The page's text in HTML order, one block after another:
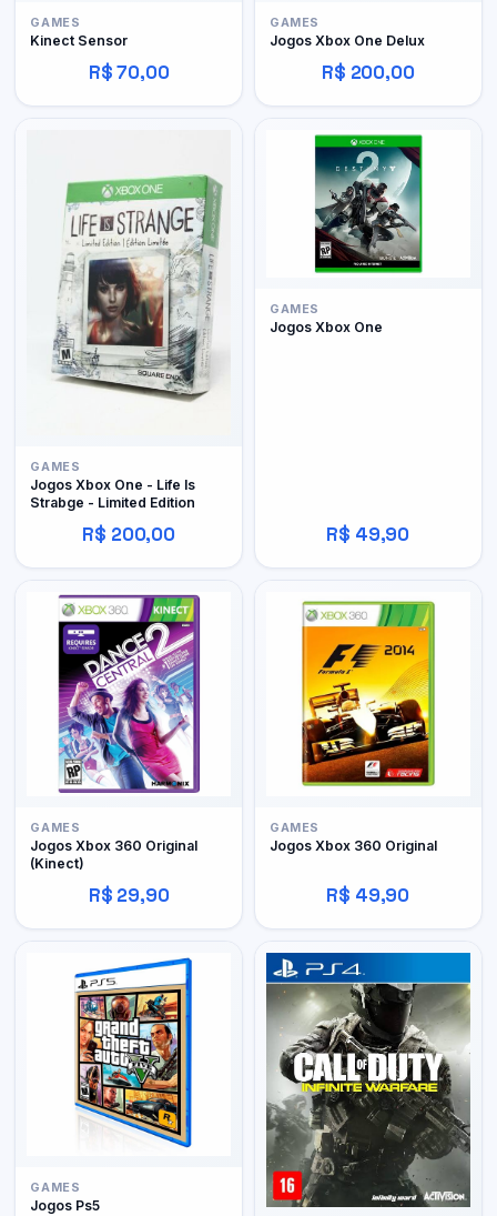
GAMES
Kinect Sensor
R$ 70,00
GAMES
Jogos Xbox One Delux
R$ 200,00
GAMES
Jogos Xbox One - Life Is
Strabge - Limited Edition
R$ 200,00
GAMES
Jogos Xbox One
R$ 49,90
GAMES
Jogos Xbox 360 Original
(Kinect)
R$ 29,90
GAMES
Jogos Xbox 360 Original
R$ 49,90
GAMES
Jogos Ps5